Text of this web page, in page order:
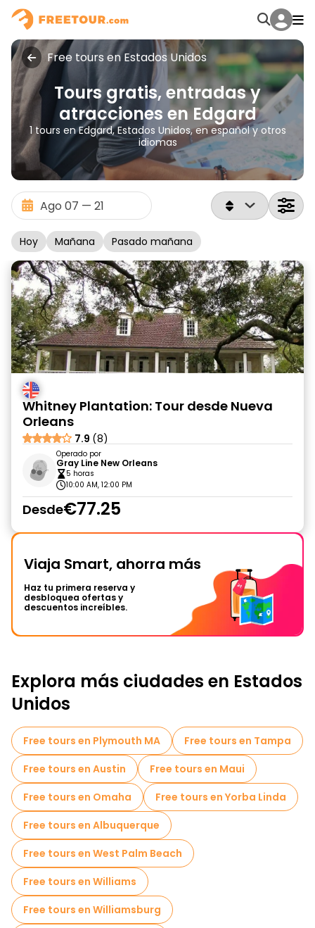
Free tours en Estados Unidos
Tours gratis, entradas y
atracciones en Edgard
1 tours en Edgard, Estados Unidos, en español y otros
idiomas
Hoy Mañana Pasado mañana
Whitney Plantation: Tour desde Nueva
Orleans
7.9 (8)
Operado por
Gray Line New Orleans
5 horas
10:00 AM, 12:00 PM
Desde€77.25
Viaja Smart, ahorra más
Haz tu primera reserva y
desbloquea ofertas y
descuentos increíbles.
Explora más ciudades en Estados
Unidos
Free tours en Plymouth MA
Free tours en Tampa
Free tours en Austin
Free tours en Maui
Free tours en Omaha
Free tours en Yorba Linda
Free tours en Albuquerque
Free tours en West Palm Beach
Free tours en Williams
Free tours en Williamsburg